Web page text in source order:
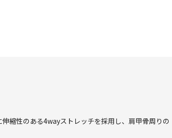
縮性のある4wayストレッチを採用し、肩甲骨周りの